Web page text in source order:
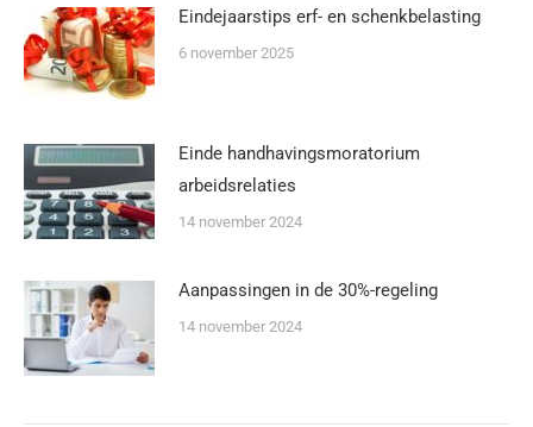
Eindejaarstips erf- en schenkbelasting
6 november 2025
Einde handhavingsmoratorium
arbeidsrelaties
14 november 2024
Aanpassingen in de 30%-regeling
14 november 2024